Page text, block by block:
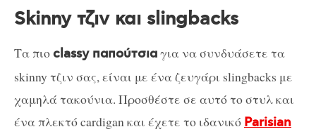
Skinny τζιν και slingbacks
Τα πιοclassy παπούτσιαγια να συνδυάσετε τα
skinny τζιν σας, είναι με ένα ζευγάρι slingbacks με
χαμηλά τακούνια. Προσθέστε σε αυτό το στυλ και
ένα πλεκτό cardigan και έχετε το ιδανικό Parisian